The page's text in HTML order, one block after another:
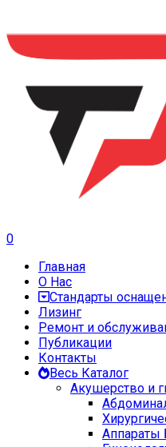
0
Главная
О Нас
Стандарты
Лизинг
Ремонт и
Публикации
Контакты
Весь Каталог
Акушерство и
Аппараты